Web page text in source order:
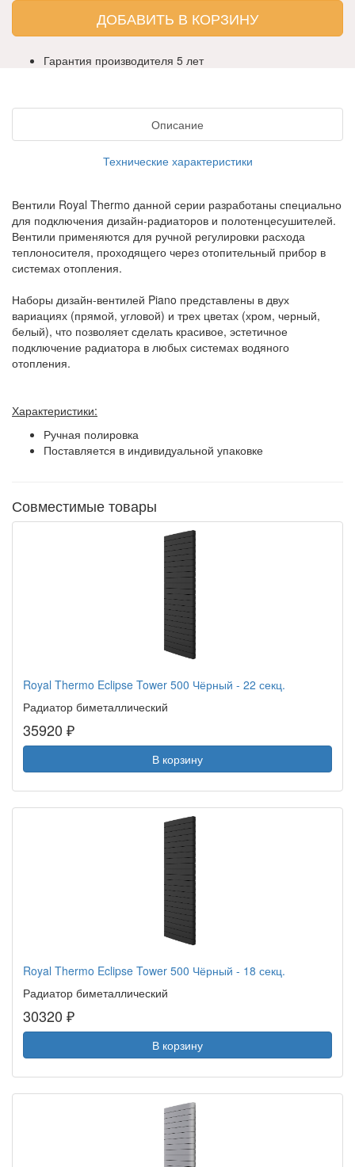
ДОБАВИТЬ В КОРЗИНУ
Гарантия производителя 5 лет
Описание
Технические характеристики
Вентили Royal Thermo данной серии разработаны специально
для подключения дизайн-радиаторов и полотенцесушителей.
Вентили применяются для ручной регулировки расхода
теплоносителя, проходящего через отопительный прибор в
системах отопления.
Наборы дизайн-вентилей Piano представлены в двух
вариациях (прямой, угловой) и трех цветах (хром, черный,
белый), что позволяет сделать красивое, эстетичное
подключение радиатора в любых системах водяного
отопления.
Характеристики:
Ручная полировка
Поставляется в индивидуальной упаковке
Совместимые товары
Royal Thermo Eclipse Tower 500 Чёрный - 22 секц.
Радиатор биметаллический
35920 ₽
В корзину
Royal Thermo Eclipse Tower 500 Чёрный - 18 секц.
Радиатор биметаллический
30320 ₽
В корзину